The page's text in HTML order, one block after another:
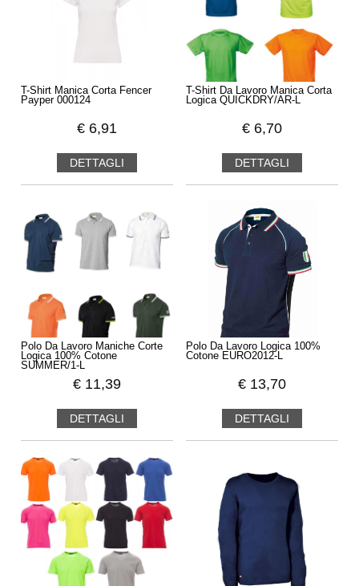
T-Shirt Manica Corta Fencer
Payper 000124
€ 6,91
DETTAGLI
T-Shirt Da Lavoro Manica Corta
Logica QUICKDRY/AR-L
€ 6,70
DETTAGLI
Polo Da Lavoro Maniche Corte
Logica 100% Cotone
SUMMER/1-L
€ 11,39
DETTAGLI
Polo Da Lavoro Logica 100%
Cotone EURO2012-L
€ 13,70
DETTAGLI